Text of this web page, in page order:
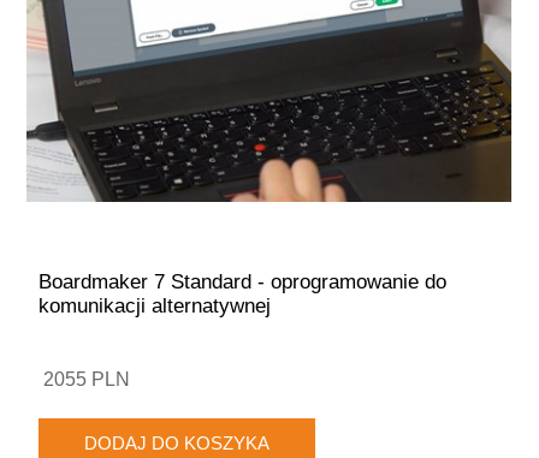
Boardmaker 7 Standard - oprogramowanie do
komunikacji alternatywnej
2055 PLN